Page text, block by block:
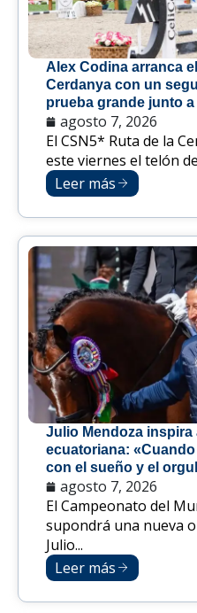
Alex Codina arranca
Cerdanya con un
prueba grande junto
agosto 7, 2026
El CSN5* Ruta de la
este viernes el telón
Leer más
Julio Mendoza inspira
ecuatoriana:
con el sueño y el
agosto 7, 2026
El Campeonato del
supondrá una nueva
Julio...
Leer más